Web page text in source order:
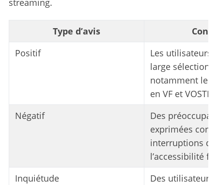
Type d’avis
Positif
Les utilisateurs
large sélection
notamment les
en VF et
Négatif
Des
exprimées
interruptions
l’accessibilité
Inquiétude
Des utilisateurs